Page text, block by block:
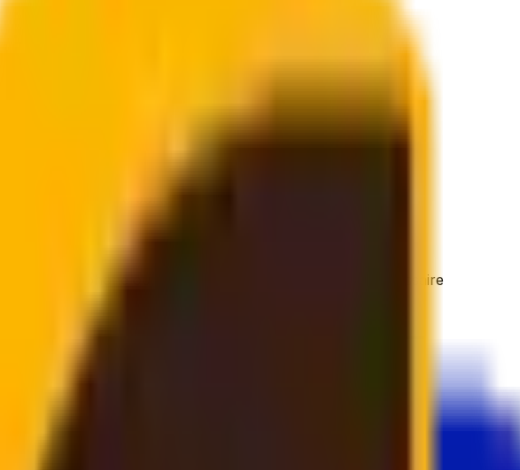
à votre porte
chat, téléphone ou e-mail, aucune connexion n'est nécessaire